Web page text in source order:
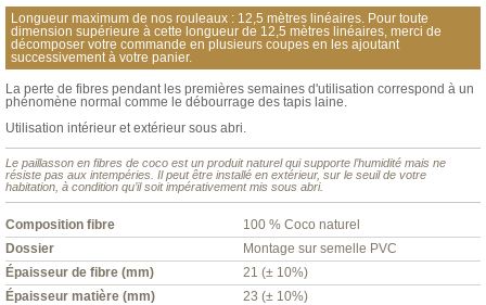
Longueur maximum de nos rouleaux : 12,5 mètres linéaires. Pour toute
dimension supérieure à cette longueur de 12,5 mètres linéaires, merci de
décomposer votre commande en plusieurs coupes en les ajoutant
successivement à votre panier.
La perte de fibres pendant les premières semaines d'utilisation correspond à un
phénomène normal comme le débourrage des tapis laine.
Utilisation intérieur et extérieur sous abri.
Le paillasson en fibres de coco est un produit naturel qui supporte l’humidité mais ne
résiste pas aux intempéries. Il peut être installé en extérieur, sur le seuil de votre
habitation, à condition qu’il soit impérativement mis sous abri.
Composition fibre
100 % Coco naturel
Dossier
Montage sur semelle PVC
Épaisseur de fibre (mm)
21 (± 10%)
Épaisseur matière (mm)
23 (± 10%)